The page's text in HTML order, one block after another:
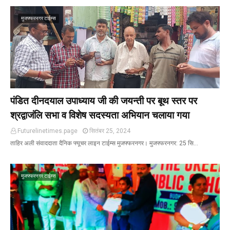
मुजफ्फरनगर टाईम्स
पंडित दीनदयाल उपाध्याय जी की जयन्ती पर बूथ स्तर पर
श्रद्वाजंलि सभा व विशेष सदस्यता अभियान चलाया गया
Futurelinetimes.page
सितंबर 25, 2024
ताहिर अली संवाददाता दैनिक फ्यूचर लाइन टाईम्स मुजफ्फरनगर। मुजफ्फरनगर: 25 सि…
मुजफ्फरनगर टाईम्स